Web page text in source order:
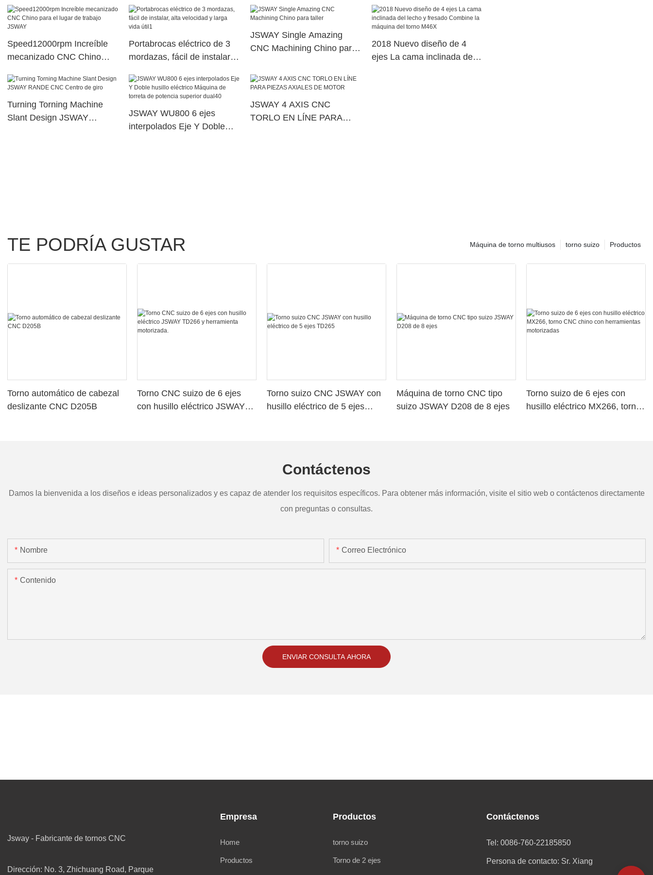
torreta de potencia superior
dual16
Speed12000rpm Increíble
mecanizado CNC Chino
JSWAY
Portabrocas eléctrico de 3
mordazas, fácil de instalar,
útil1
JSWAY Single Amazing
CNC Machining Chino para
2018 Nuevo diseño de 4
ejes La cama inclinada del
Turning Torning Machine
Slant Design JSWAY
JSWAY WU800 6 ejes
interpolados Eje Y Doble
JSWAY 4 AXIS CNC
TORLO EN LÍNE PARA
TE PODRÍA GUSTAR Productos
torno suizo
Máquina de torno multiusos
Torno automático de cabezal
deslizante CNC D205B
Torno CNC suizo de 6 ejes
con husillo eléctrico JSWAY
Torno suizo CNC JSWAY con
husillo eléctrico de 5 ejes
Máquina de torno CNC tipo
suizo JSWAY D208 de 8 ejes
Torno suizo de 6 ejes con
husillo eléctrico MX266, torno
Contáctenos
Damos la bienvenida a los diseños e ideas personalizados y es capaz de atender los requisitos específicos. Para obtener más información, visite el sitio web o contáctenos directamente
con preguntas o consultas.
Nombre Correo Electrónico
Contenido
ENVIAR CONSULTA AHORA
Jsway - Fabricante de tornos CNC
Dirección: No. 3, Zhichuang Road, Parque
Empresa
Home
Productos
Productos
torno suizo
Torno de 2 ejes
Contáctenos
Tel: 0086-760-22185850
Persona de contacto: Sr. Xiang